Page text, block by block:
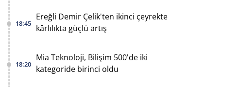
18:45
Ereğli Demir Çelik'ten ikinci çeyrekte
kârlılıkta güçlü artış
18:20
Mia Teknoloji, Bilişim 500'de iki
kategoride birinci oldu